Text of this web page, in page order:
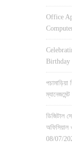
Office
Birthday
ডিজিটাল
অফিসিয়াল
08/07/